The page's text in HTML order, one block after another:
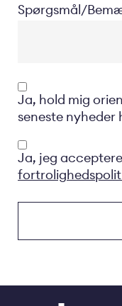
Spørgsmål/
Opt-
in
Ja, hold mig
seneste nyheder
Privacyverklaring
Ja, jeg